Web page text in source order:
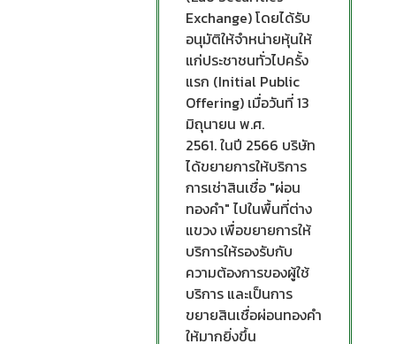
Exchange) โดยได้รับ
อนุมัติให้จำหน่ายหุ้นให้
แก่ประชาชนทั่วไปครั้ง
แรก (Initial Public
Offering) เมื่อวันที่ 13
มิถุนายน พ.ศ.
2561. ในปี 2566 บริษัท
ได้ขยายการให้บริการ
การเช่าสินเชื่อ "ผ่อน
ทองคำ" ไปในพื้นที่ต่าง
แขวง เพื่อขยายการให้
บริการให้รองรับกับ
ความต้องการของผู้ใช้
บริการ และเป็นการ
ขยายสินเชื่อผ่อนทองคำ
ให้มากยิ่งขึ้น